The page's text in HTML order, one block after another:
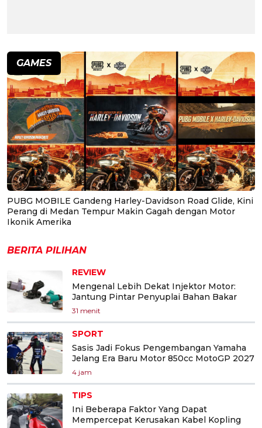
GAMES
PUBG MOBILE Gandeng Harley-Davidson Road Glide, Kini
Perang di Medan Tempur Makin Gagah dengan Motor
Ikonik Amerika
BERITA PILIHAN
REVIEW
Mengenal Lebih Dekat Injektor Motor:
Jantung Pintar Penyuplai Bahan Bakar
31 menit
SPORT
Sasis Jadi Fokus Pengembangan Yamaha
Jelang Era Baru Motor 850cc MotoGP 2027
4 jam
TIPS
Ini Beberapa Faktor Yang Dapat
Mempercepat Kerusakan Kabel Kopling